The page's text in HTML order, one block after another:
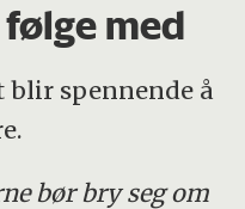
med
blir spennende å
bør bry seg om